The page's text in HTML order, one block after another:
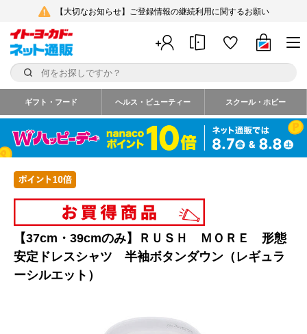
【大切なお知らせ】ご登録情報の継続利用に関するお願い
ギフト・フード ヘルス・ビューティー スクール・ホビー
【37cm・39cmのみ】ＲＵＳＨ ＭＯＲＥ 形態
安定ドレスシャツ 半袖ボタンダウン（レギュラ
ーシルエット）